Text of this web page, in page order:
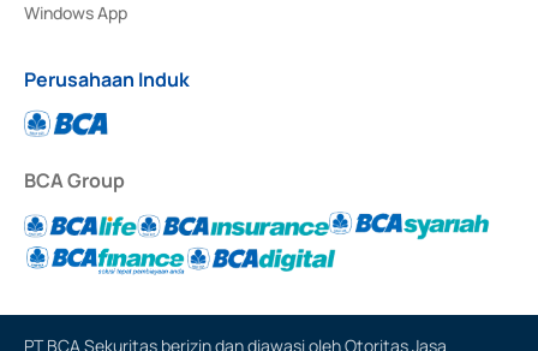
Windows App
Perusahaan Induk
BCA Group
PT BCA Sekuritas berizin dan diawasi oleh Otoritas Jasa